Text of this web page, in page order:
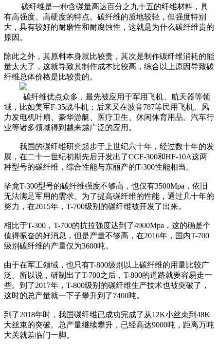
碳纤维是一种含碳量高达百分之九十五的纤维材料，具
有高强度、高硬度的特点。碳纤维的质地较轻，但强度特别
大，具有较好的耐磨性和耐腐蚀性，这就是为什么碳纤维贵的
原因。
除此之外，其原料本身就比较贵，其次是制作碳纤维消耗的能
量太大了，这就导致其制作成本比较高，综合以上原因导致碳
纤维总体价格是比较贵的。
碳纤维优点众多，最先被应用于军用飞机、航天器等领
域，比如美军F-35战斗机；后来又在波音787等民用飞机、风
力发电机叶扇、豪华游艇、医疗卫生、休闲体育用品、汽车行
业等诸多领域得到越来越广泛的应用。
我国的碳纤维研究起步于上世纪六十年，经过数十年的发
展，在二十一世纪初期先后开发出了CCF-300和HF-10A这两
种型号的碳纤维，综合性能与东丽产的T-300性能相当。
毕竟T-300型号的碳纤维强度不够高，也仅有3500Mpa，依旧
无法满足军用的需求。为了提高碳纤维的性能，通过几十年的
努力，在2015年，T-700级别的碳纤维被开发了出来。
相比于T-300，T-700的抗拉强度达到了4900Mpa，这的确是个
值得振奋的好消息，但是产量不够高，在2016年，国内T-700
级别碳纤维的产量仅为3600吨。
由于在军工领域，也只有T-800级别以上碳纤维的用量比较广
泛。所以说，研制出了T-700之后，T-800的道路就要容易走一
些。到了2017年，T-800级别的碳纤维生产技术也被突破了，
这时的总产量就一下子攀升到了7400吨。
到了2018年时，我国碳纤维已成功完成了从12K小丝束到48K
大丝束的突破。总产量继续攀升，已经高达9000吨，距离万吨
大关就差临门一脚。